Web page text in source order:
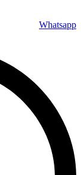
Whatsapp